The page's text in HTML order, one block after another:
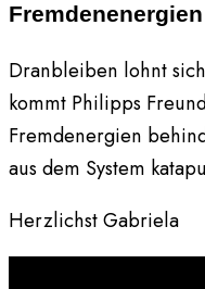
Fremdenenergien
Dranbleiben lohnt
kommt Philipps
Fremdenergien
aus dem System
Herzlichst Gabriela